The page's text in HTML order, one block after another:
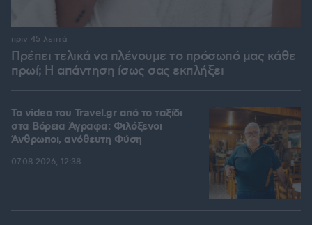
Πρέπει τελικά να πλένουμε το πρόσωπό μας κάθε
πρωί; Η απάντηση ίσως σας εκπλήξει
πριν 45 λεπτά
To video του Travel.gr από το ταξίδι
στα Βόρεια Άγραφα: Φιλόξενοι
Άνθρωποι, ανόθευτη Φύση
07.08.2026, 12:38